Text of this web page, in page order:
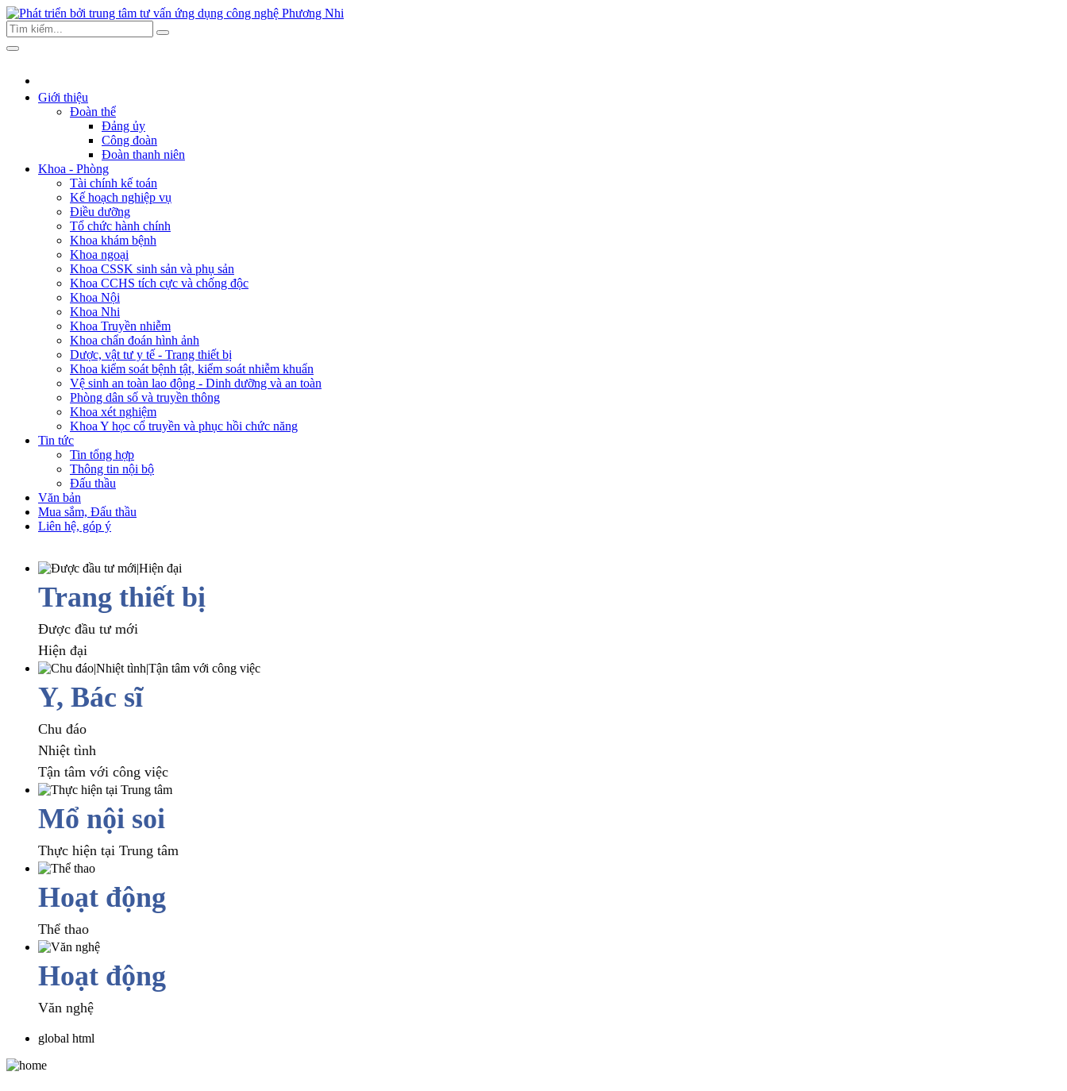
Giới thiệu
Đoàn thể
Đảng ủy
Công đoàn
Đoàn thanh niên
Khoa - Phòng
Tài chính kế toán
Kế hoạch nghiệp vụ
Điều dưỡng
Tổ chức hành chính
Khoa khám bệnh
Khoa ngoại
Khoa CSSK sinh sản và phụ sản
Khoa CCHS tích cực và chống độc
Khoa Nội
Khoa Nhi
Khoa Truyền nhiễm
Khoa chẩn đoán hình ảnh
Dược, vật tư y tế - Trang thiết bị
Khoa kiểm soát bệnh tật, kiểm soát nhiễm khuẩn
Vệ sinh an toàn lao động - Dinh dưỡng và an toàn
Phòng dân số và truyền thông
Khoa xét nghiệm
Khoa Y học cổ truyền và phục hồi chức năng
Tin tức
Tin tổng hợp
Thông tin nội bộ
Đấu thầu
Văn bản
Mua sắm, Đấu thầu
Liên hệ, góp ý
Trang thiết bị
Được đầu tư mới
Hiện đại
Y, Bác sĩ
Chu đáo
Nhiệt tình
Tận tâm với công việc
Mổ nội soi
Thực hiện tại Trung tâm
Hoạt động
Thể thao
Hoạt động
Văn nghệ
global html